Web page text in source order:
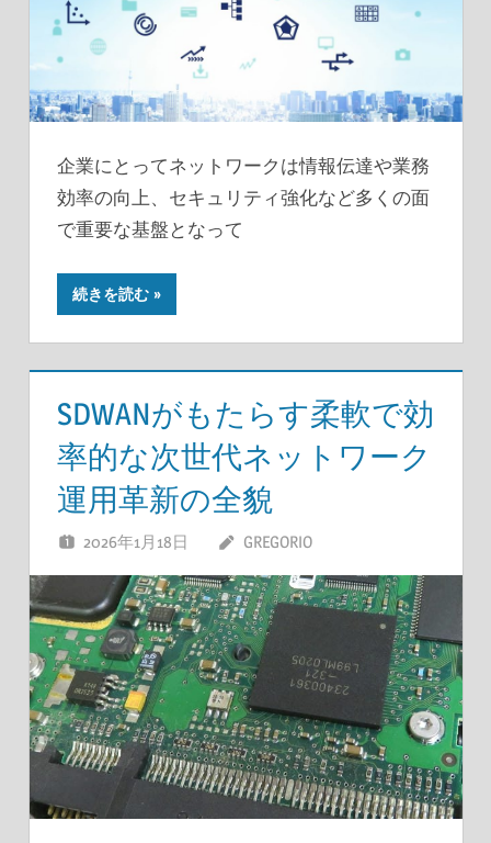
企業にとってネットワークは情報伝達や業務
効率の向上、セキュリティ強化など多くの面
で重要な基盤となって
続きを読む
SDWANがもたらす柔軟で効
率的な次世代ネットワーク
運用革新の全貌
2026年1月18日 GREGORIO